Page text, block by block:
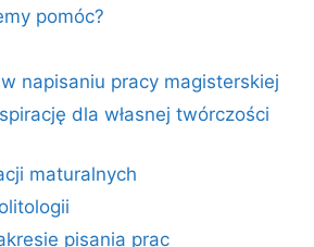
pomóc?
napisaniu pracy magisterskiej
dla własnej twórczości
maturalnych
pisania prac